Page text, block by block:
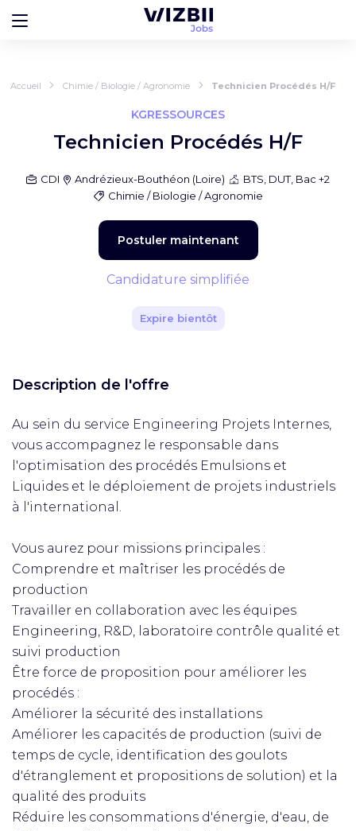
Accueil Chimie / Biologie / Agronomie Technicien Procédés H/F
KGRESSOURCES
Technicien Procédés H/F
CDI Andrézieux-Bouthéon (Loire)
BTS, DUT, Bac +2
Chimie / Biologie / Agronomie
Postuler maintenant
Candidature simplifiée
Expire bientôt
Description de l'offre
Au sein du service Engineering Projets Internes,
vous accompagnez le responsable dans
l'optimisation des procédés Emulsions et
Liquides et le déploiement de projets industriels
à l'international.
Vous aurez pour missions principales :
Comprendre et maîtriser les procédés de
production
Travailler en collaboration avec les équipes
Engineering, R&D, laboratoire contrôle qualité et
suivi production
Être force de proposition pour améliorer les
procédés :
Améliorer la sécurité des installations
Améliorer les capacités de production (suivi de
temps de cycle, identification des goulots
d'étranglement et propositions de solution) et la
qualité des produits
Réduire les consommations d'énergie, d'eau, de